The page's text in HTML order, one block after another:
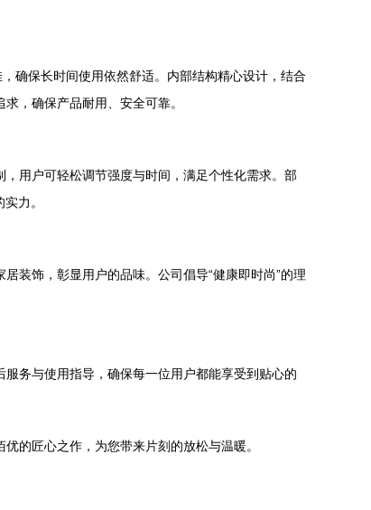
确保长时间使用依然舒适。内部结构精心设计，结合
，确保产品耐用、安全可靠。
用户可轻松调节强度与时间，满足个性化需求。部
力。
装饰，彰显用户的品味。公司倡导“健康即时尚”的理
务与使用指导，确保每一位用户都能享受到贴心的
的匠心之作，为您带来片刻的放松与温暖。